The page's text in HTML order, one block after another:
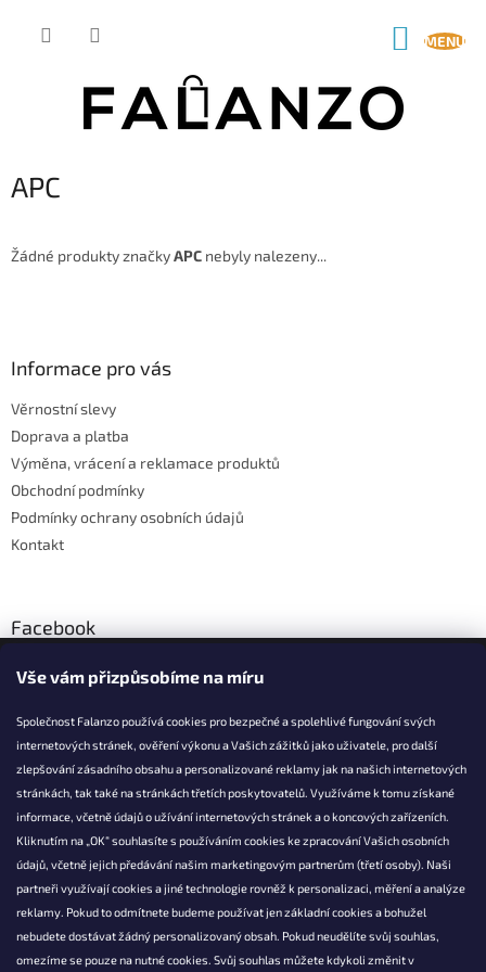
Vše vám přizpůsobíme na míru
Společnost Falanzo používá cookies pro bezpečné a spolehlivé fungování svých
internetových stránek, ověření výkonu a Vašich zážitků jako uživatele, pro další
zlepšování zásadního obsahu a personalizované reklamy jak na našich internetových
stránkách, tak také na stránkách třetích poskytovatelů. Využíváme k tomu získané
informace, včetně údajů o užívání internetových stránek a o koncových zařízeních.
Kliknutím na „OK“ souhlasíte s používáním cookies ke zpracování Vašich osobních
údajů, včetně jejich předávání našim marketingovým partnerům (třetí osoby). Naši
partneři využívají cookies a jiné technologie rovněž k personalizaci, měření a analýze
reklamy. Pokud to odmítnete budeme používat jen základní cookies a bohužel
nebudete dostávat žádný personalizovaný obsah. Pokud neudělíte svůj souhlas,
omezíme se pouze na nutné cookies. Svůj souhlas můžete kdykoli změnit v
APC
Žádné produkty značkyAPC nebyly nalezeny...
Informace pro vás
Věrnostní slevy
Doprava a platba
Výměna, vrácení a reklamace produktů
Obchodní podmínky
Podmínky ochrany osobních údajů
Kontakt
Facebook
KONTAKT
info@falanzo.cz
Falanzo.cz
FalanzoCZ